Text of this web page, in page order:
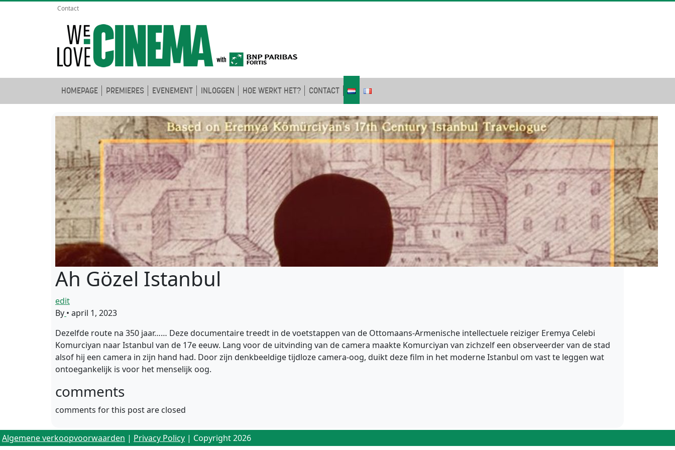
Contact
HOMEPAGE PREMIERES EVENEMENT INLOGGEN HOE WERKT HET? CONTACT
Ah Gözel Istanbul
edit
By • april 1, 2023
Dezelfde route na 350 jaar…… Deze documentaire treedt in de voetstappen van de Ottomaans-Armenische intellectuele reiziger Eremya Celebi
Komurciyan naar Istanbul van de 17e eeuw. Lang voor de uitvinding van de camera maakte Komurciyan van zichzelf een observeerder van de stad
alsof hij een camera in zijn hand had. Door zijn denkbeeldige tijdloze camera-oog, duikt deze film in het moderne Istanbul om vast te leggen wat
ontoegankelijk is voor het menselijk oog.
comments
comments for this post are closed
Algemene verkoopvoorwaarden | Privacy Policy | Copyright 2026